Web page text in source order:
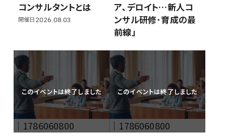
コンサルタントとは
開催日2026.08.03
ア､デロイト…新人コ
ンサル研修･育成の最
前線」
｜1786060800
このイベントは終了しました
｜1786060800
このイベントは終了しました